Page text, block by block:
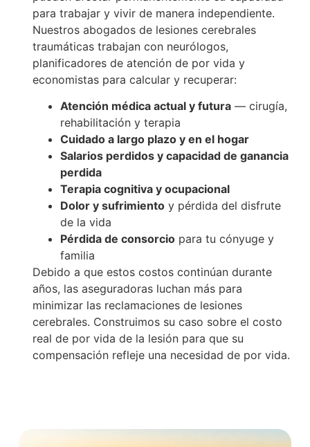
para trabajar y vivir de manera independiente.
Nuestros abogados de lesiones cerebrales
traumáticas trabajan con neurólogos,
planificadores de atención de por vida y
economistas para calcular y recuperar:
Atención médica actual y futura— cirugía,
rehabilitación y terapia
Cuidado a largo plazo y en el hogar
Salarios perdidos y capacidad de ganancia
perdida
Terapia cognitiva y ocupacional
Dolor y sufrimientoy pérdida del disfrute
de la vida
Pérdida de consorciopara tu cónyuge y
familia
Debido a que estos costos continúan durante
años, las aseguradoras luchan más para
minimizar las reclamaciones de lesiones
cerebrales. Construimos su caso sobre el costo
real de por vida de la lesión para que su
compensación refleje una necesidad de por vida.